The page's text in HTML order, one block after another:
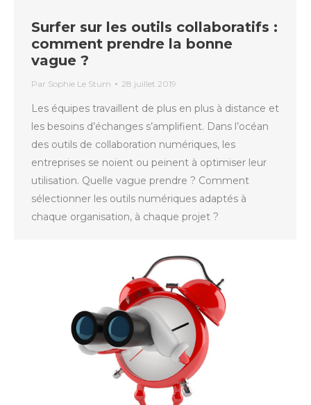
Surfer sur les outils collaboratifs :
comment prendre la bonne
vague ?
Par Sophie Le Stum 28 juillet 2019
Les équipes travaillent de plus en plus à distance et
les besoins d’échanges s’amplifient. Dans l’océan
des outils de collaboration numériques, les
entreprises se noient ou peinent à optimiser leur
utilisation. Quelle vague prendre ? Comment
sélectionner les outils numériques adaptés à
chaque organisation, à chaque projet ?